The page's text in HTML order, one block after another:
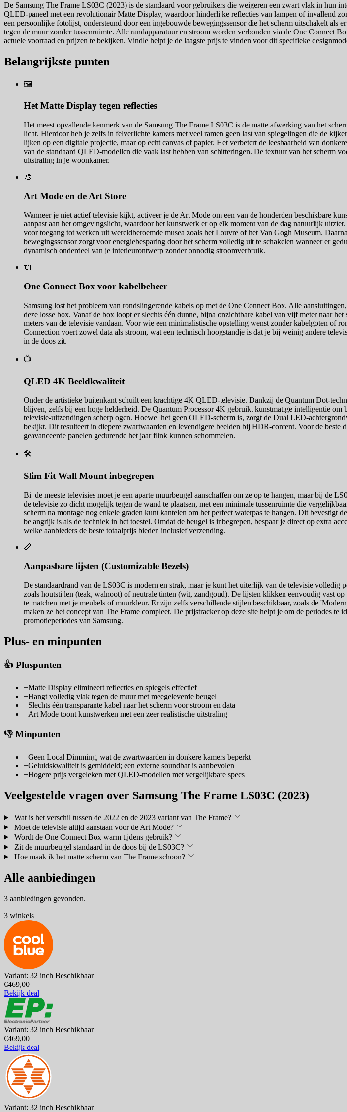
De Samsung The Frame LS03C (2023) is de standaard voor gebruikers die weigeren een zwart vlak in hun
QLED-paneel met een revolutionair Matte Display, waardoor hinderlijke reflecties van lampen of invallend
een persoonlijke fotolijst, ondersteund door een ingebouwde bewegingssensor die het scherm uitschakelt
tegen de muur zonder tussenruimte. Alle randapparatuur en stroom worden verbonden via de One Connect
actuele voorraad en prijzen te bekijken. Vindle helpt je de laagste prijs te vinden voor dit specifieke
Belangrijkste punten
🖼️
Het Matte Display tegen reflecties
Het meest opvallende kenmerk van de Samsung The Frame LS03C is de matte afwerking van het
licht. Hierdoor heb je zelfs in felverlichte kamers met veel ramen geen last van spiegelingen die de
lijken op een digitale projectie, maar op echt canvas of papier. Het verbetert de leesbaarheid van
van de standaard QLED-modellen die vaak last hebben van schitteringen. De textuur van het scherm
uitstraling in je woonkamer.
🎨
Art Mode en de Art Store
Wanneer je niet actief televisie kijkt, activeer je de Art Mode om een van de honderden beschikbare
aanpast aan het omgevingslicht, waardoor het kunstwerk er op elk moment van de dag natuurlijk
voor toegang tot werken uit wereldberoemde musea zoals het Louvre of het Van Gogh Museum.
bewegingssensor zorgt voor energiebesparing door het scherm volledig uit te schakelen wanneer er
dynamisch onderdeel van je interieurontwerp zonder onnodig stroomverbruik.
🔌
One Connect Box voor kabelbeheer
Samsung lost het probleem van rondslingerende kabels op met de One Connect Box. Alle
deze losse box. Vanaf de box loopt er slechts één dunne, bijna onzichtbare kabel van vijf meter naar
meters van de televisie vandaan. Voor wie een minimalistische opstelling wenst zonder kabelgoten of
Connection voert zowel data als stroom, wat een technisch hoogstandje is dat je bij weinig andere
in de doos zit.
📺
QLED 4K Beeldkwaliteit
Onder de artistieke buitenkant schuilt een krachtige 4K QLED-televisie. Dankzij de Quantum Dot-
blijven, zelfs bij een hoge helderheid. De Quantum Processor 4K gebruikt kunstmatige intelligentie
televisie-uitzendingen scherp ogen. Hoewel het geen OLED-scherm is, zorgt de Dual LED-
bekijkt. Dit resulteert in diepere zwartwaarden en levendigere beelden bij HDR-content. Voor de beste
geavanceerde panelen gedurende het jaar flink kunnen schommelen.
🛠️
Slim Fit Wall Mount inbegrepen
Bij de meeste televisies moet je een aparte muurbeugel aanschaffen om ze op te hangen, maar bij de
de televisie zo dicht mogelijk tegen de wand te plaatsen, met een minimale tussenruimte die
scherm na montage nog enkele graden kunt kantelen om het perfect waterpas te hangen. Dit
belangrijk is als de techniek in het toestel. Omdat de beugel is inbegrepen, bespaar je direct op extra
welke aanbieders de beste totaalprijs bieden inclusief verzending.
📏
Aanpasbare lijsten (Customizable Bezels)
De standaardrand van de LS03C is modern en strak, maar je kunt het uiterlijk van de televisie
zoals houtstijlen (teak, walnoot) of neutrale tinten (wit, zandgoud). De lijsten klikken eenvoudig vast
te matchen met je meubels of muurkleur. Er zijn zelfs verschillende stijlen beschikbaar, zoals de
maken ze het concept van The Frame compleet. De prijstracker op deze site helpt je om de periodes
promotieperiodes van Samsung.
Plus- en minpunten
👍 Pluspunten
+Matte Display elimineert reflecties en spiegels effectief
+Hangt volledig vlak tegen de muur met meegeleverde beugel
+Slechts één transparante kabel naar het scherm voor stroom en data
+Art Mode toont kunstwerken met een zeer realistische uitstraling
👎 Minpunten
−Geen Local Dimming, wat de zwartwaarden in donkere kamers beperkt
−Geluidskwaliteit is gemiddeld; een externe soundbar is aanbevolen
−Hogere prijs vergeleken met QLED-modellen met vergelijkbare specs
Veelgestelde vragen over Samsung The Frame LS03C (2023)
Wat is het verschil tussen de 2022 en de 2023 variant van The Frame?
Moet de televisie altijd aanstaan voor de Art Mode?
Wordt de One Connect Box warm tijdens gebruik?
Zit de muurbeugel standaard in de doos bij de LS03C?
Hoe maak ik het matte scherm van The Frame schoon?
Alle aanbiedingen
3 aanbiedingen gevonden.
3 winkels
Variant: 32 inch Beschikbaar
€469,00
Bekijk deal
Variant: 32 inch Beschikbaar
€469,00
Bekijk deal
Variant: 32 inch Beschikbaar